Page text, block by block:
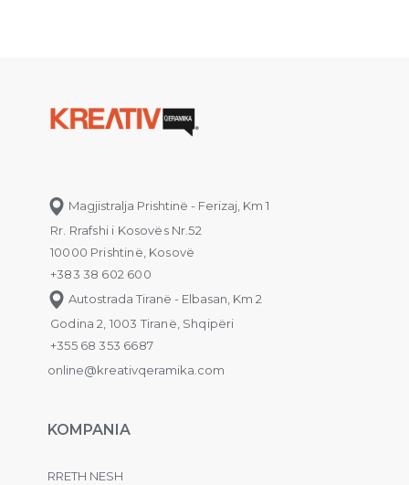
Magjistralja Prishtinë - Ferizaj, Km 1
Rr. Rrafshi i Kosovës Nr.52
10000 Prishtinë, Kosovë
+383 38 602 600
Autostrada Tiranë - Elbasan, Km 2
Godina 2, 1003 Tiranë, Shqipëri
+355 68 353 6687
online@kreativqeramika.com
KOMPANIA
RRETH NESH